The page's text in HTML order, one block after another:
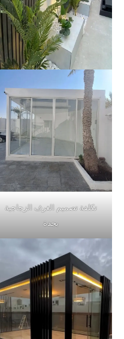
تكلفة تصميم الغرف الزجاجية
بجدة